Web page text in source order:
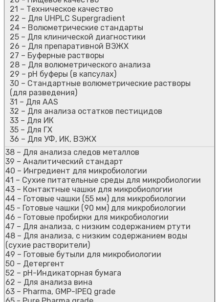
21 – Техническое качество
22 – Для UHPLC Supergradient
24 – Волюметрические стандарты
25 – Для клинической диагностики
26 – Для препаративной ВЭЖХ
27 – Буферные растворы
28 – Для волюметрического анализа
29 – рН буферы (в капсулах)
30 – Стандартные волюметрические растворы
(для разведения)
31 – Для AAS
32 – Для анализа остатков пестицидов
33 – Для ИК
35 – Для ГХ
36 – Для УФ, ИК, ВЭЖХ
38 – Для анализа следов металлов
39 – Аналитический стандарт
40 – Ингредиент для микробиологии
41 – Сухие питательные среды для микробиологии
43 – Контактные чашки для микробиологии
44 – Готовые чашки (55 мм) для микробиологии
45 - Готовые чашки (90 мм) для микробиологии
46 – Готовые пробирки для микробиологии
47 – Для анализа, с низким содержанием ртути
48 – Для анализа, с низким содержанием воды
(сухие растворители)
49 – Готовые бутыли для микробиологии
50 – Детергент
52 – рН-Индикаторная бумага
62 – Для анализа вина
63 – Pharma, GMP-IPEQ grade